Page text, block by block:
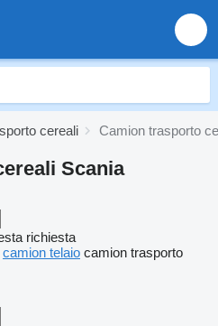
cereali Camion trasporto
Scania
richiesta
camion telaio camion trasporto